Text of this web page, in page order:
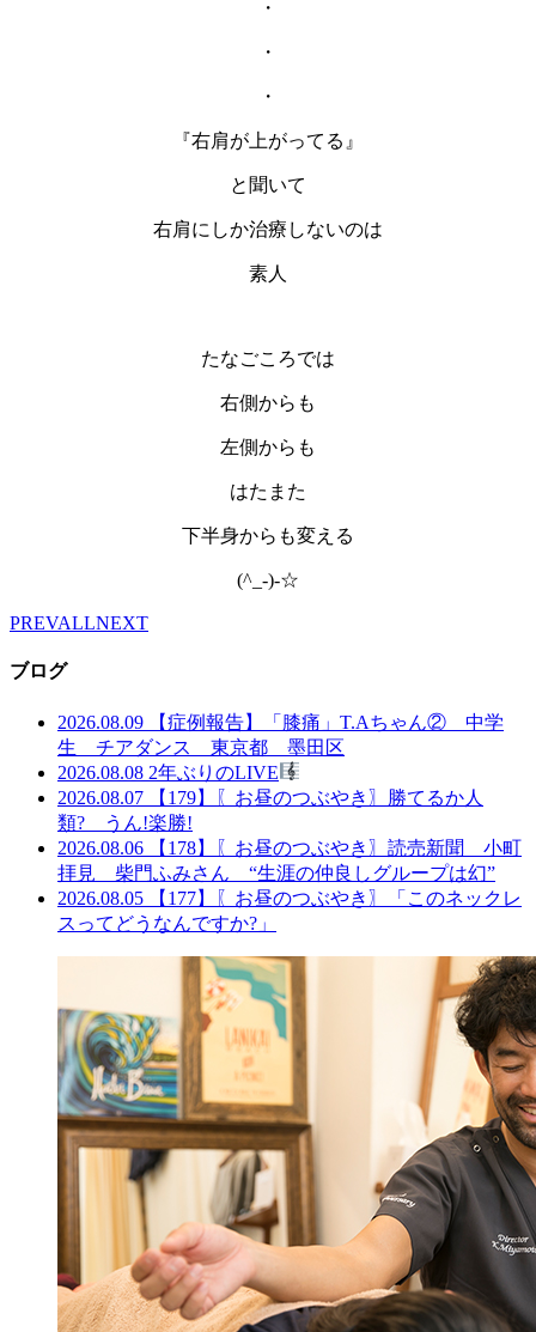
・
・
・
『右肩が上がってる』
と聞いて
右肩にしか治療しないのは
素人
たなごころでは
右側からも
左側からも
はたまた
下半身からも変える
(^_-)-☆
PREVALLNEXT
ブログ
2026.08.09
【症例報告】「膝痛」T.Aちゃん② 中学
生 チアダンス 東京都 墨田区
2026.08.08 2年ぶりのLIVE
2026.08.07
【179】〖お昼のつぶやき〗勝てるか人
類? うん!楽勝!
2026.08.06
【178】〖お昼のつぶやき〗読売新聞 小町
拝見 柴門ふみさん “生涯の仲良しグループは幻”
2026.08.05
【177】〖お昼のつぶやき〗「このネックレ
スってどうなんですか?」